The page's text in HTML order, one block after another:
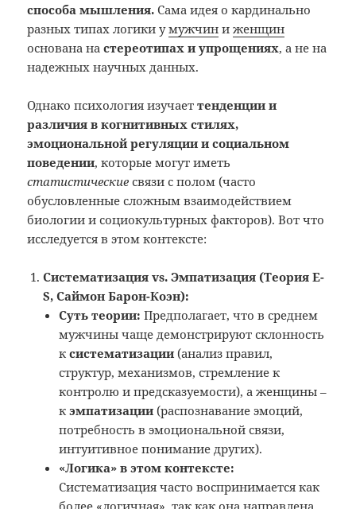
способа мышления. Сама идея о кардинально
разных типах логики умужчин иженщин
основана настереотипах и упрощениях, а не на
надежных научных данных.
Однако психология изучаеттенденции и
различия в когнитивных стилях,
эмоциональной регуляции и социальном
поведении, которые могут иметь
статистические связи с полом (часто
обусловленные сложным взаимодействием
биологии и социокультурных факторов). Вот что
исследуется в этом контексте:
Систематизация vs. Эмпатизация (Теория E-
S, Саймон Барон-Коэн):
Суть теории: Предполагает, что в среднем
мужчины чаще демонстрируют склонность
ксистематизации (анализ правил,
структур, механизмов, стремление к
контролю и предсказуемости), а женщины –
кэмпатизации (распознавание эмоций,
потребность в эмоциональной связи,
интуитивное понимание других).
«Логика» в этом контексте:
Систематизация часто воспринимается как